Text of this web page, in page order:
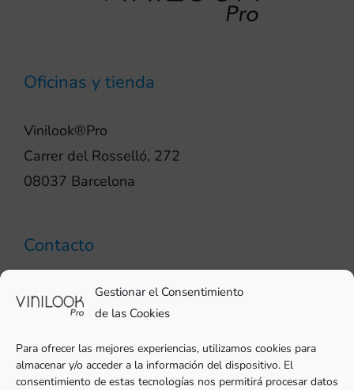
Gestionar el Consentimiento
de las Cookies
Para ofrecer las mejores experiencias, utilizamos cookies para
almacenar y/o acceder a la información del dispositivo. El
consentimiento de estas tecnologías nos permitirá procesar datos
Oficinas y tienda
Vinilook®Pro
Carrer del Rosselló, 272
08037 Barcelona
Contacto
pro@vinilook.es